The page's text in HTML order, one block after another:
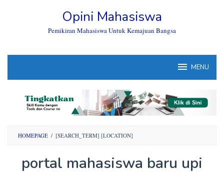
Opini Mahasiswa
Pemikiran Mahasiswa Untuk Kemajuan Bangsa
MENU
HOMEPAGE / [SEARCH_TERM] [LOCATION]
portal mahasiswa baru upi